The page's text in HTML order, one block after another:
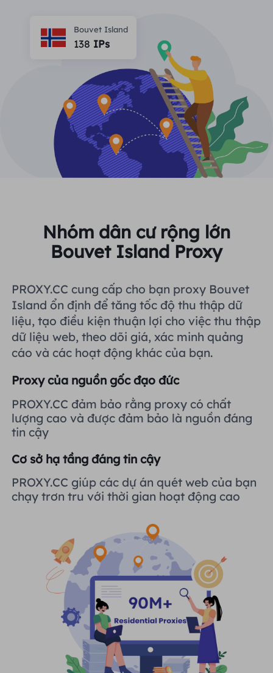
Một đặc vụ ISP lâu dài
Ủy nhiệm trung tâm dữ liệu tĩnh
Một đặc vụ ISP lâu dài $1.4
Bảo vệ thương hiệu
Giám sát SEO
Xác minh quảng cáo
Quét và thu thập dữ liệu web
Chương trình liên kết
Đối tác
CÔNG CỤ MIỄN PHÍ
Trình kiểm tra proxy
ĐỊA ĐIỂM
Hoa Kỳ
Vương quốc Anh
Brazil
Nga
Tích hợp thêm
Học hỏi
Câu hỏi thường gặp
Blog
Hướng dẫn sử dụng
Cách bật lại quyền thông
báo trang web
Tích hợp thêm
中文
English
Deutsch
Indonesia
Русский
हिंदी
Thưởng thứcGiảm giá 77%và hành động
ngay!
Khu dân cư $0/GB Không giới hạn $0/Ngày
Bouvet Island
138 IPs
Nhóm dân cư rộng lớn
Bouvet Island Proxy
PROXY.CC cung cấp cho bạn proxy Bouvet
Island ổn định để tăng tốc độ thu thập dữ
liệu, tạo điều kiện thuận lợi cho việc thu thập
dữ liệu web, theo dõi giá, xác minh quảng
cáo và các hoạt động khác của bạn.
Proxy của nguồn gốc đạo đức
PROXY.CC đảm bảo rằng proxy có chất
lượng cao và được đảm bảo là nguồn đáng
tin cậy
Cơ sở hạ tầng đáng tin cậy
PROXY.CC giúp các dự án quét web của bạn
chạy trơn tru với thời gian hoạt động cao